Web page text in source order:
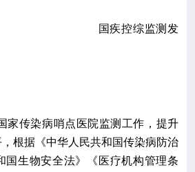

控综监测 发
家传染病哨点医院监测工作， 提升
根据《中华人民共和国传染病防治
国生物安全法》《医疗机构管理条